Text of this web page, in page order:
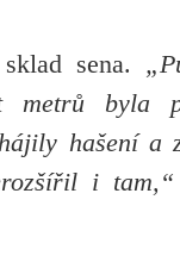
sena.
metrů byla
hašení a
i tam,“